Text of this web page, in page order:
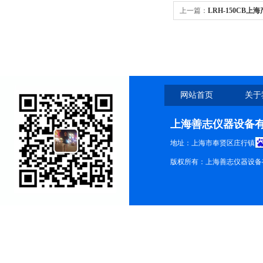
上一篇： LRH-150CB上海
网站首页 关
上海善志仪器设备
地址：上海市奉贤区庄行镇
版权所有：上海善志仪器设